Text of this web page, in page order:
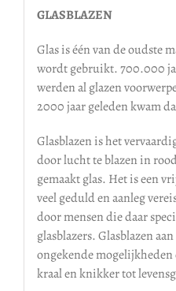
GLASBLAZEN
Glas is één van de oudste
wordt gebruikt. 700.000
werden al glazen
2000 jaar geleden kwam
Glasblazen is het
door lucht te blazen in
gemaakt glas. Het is een
veel geduld en aanleg
door mensen die daar
glasblazers. Glasblazen
ongekende mogelijkheden
kraal en knikker tot